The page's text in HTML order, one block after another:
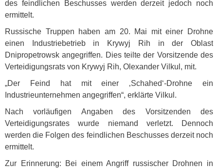
des feindlichen Beschusses werden derzeit jedoch noch
ermittelt.
Russische Truppen haben am 20. Mai mit einer Drohne
einen Industriebetrieb in Krywyj Rih in der Oblast
Dnipropetrowsk angegriffen. Dies teilte der Vorsitzende des
Verteidigungsrats von Krywyj Rih, Olexander Vilkul, mit.
„Der Feind hat mit einer ‚Schahed‘-Drohne ein
Industrieunternehmen angegriffen“, erklärte Vilkul.
Nach vorläufigen Angaben des Vorsitzenden des
Verteidigungsrates wurde niemand verletzt. Dennoch
werden die Folgen des feindlichen Beschusses derzeit noch
ermittelt.
Zur Erinnerung: Bei einem Angriff russischer Drohnen in